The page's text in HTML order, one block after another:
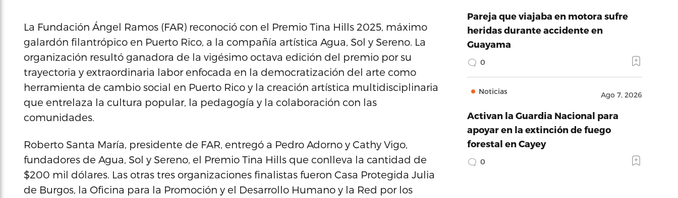
La Fundación Ángel Ramos (FAR) reconoció con el Premio Tina Hills 2025, máximo
galardón filantrópico en Puerto Rico, a la compañía artística Agua, Sol y Sereno. La
organización resultó ganadora de la vigésimo octava edición del premio por su
trayectoria y extraordinaria labor enfocada en la democratización del arte como
herramienta de cambio social en Puerto Rico y la creación artística multidisciplinaria
que entrelaza la cultura popular, la pedagogía y la colaboración con las
comunidades.
Roberto Santa María, presidente de FAR, entregó a Pedro Adorno y Cathy Vigo,
fundadores de Agua, Sol y Sereno, el Premio Tina Hills que conlleva la cantidad de
$200 mil dólares. Las otras tres organizaciones finalistas fueron Casa Protegida Julia
de Burgos, la Oficina para la Promoción y el Desarrollo Humano y la Red por los
Pareja que viajaba en motora sufre
heridas durante accidente en
Guayama
0
Noticias Ago 7, 2026
Activan la Guardia Nacional para
apoyar en la extinción de fuego
forestal en Cayey
0